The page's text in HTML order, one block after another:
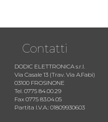
Contatti
DODIC ELETTRONICA s.r.l.
Via Casale 13 (Trav. Via A.Fabi)
03100 FROSINONE
Tel. 0775 84.00.29
Fax 0775 83.04.05
Partita I.V.A.: 01809930603